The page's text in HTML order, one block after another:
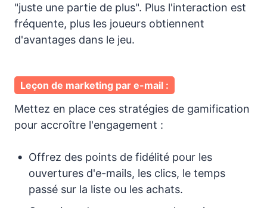
"juste une partie de plus". Plus l'interaction est
fréquente, plus les joueurs obtiennent
d'avantages dans le jeu.
Leçon de marketing par e-mail :
Mettez en place ces stratégies de gamification
pour accroître l'engagement :
Offrez des points de fidélité pour les
ouvertures d'e-mails, les clics, le temps
passé sur la liste ou les achats.